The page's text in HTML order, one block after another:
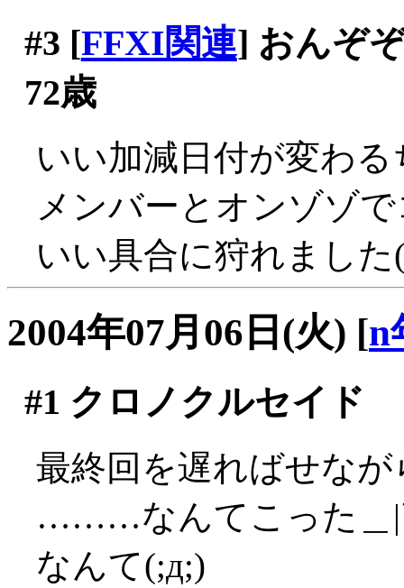
#3 [FFXI関連] おんぞ
72歳
いい加減日付が変わ
メンバーとオンゾゾ
いい具合に狩れまし
2004年07月06日(火) [n
#1 クロノクルセイド
最終回を遅ればせな
………なんてこった＿|
なんて(;д;)